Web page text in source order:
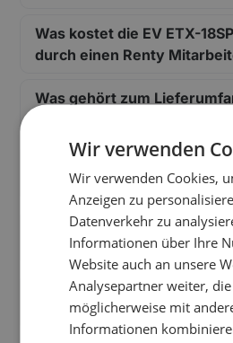
Was kostet die EV ETX-
durch einen Renty
Was gehört zum
Wie schwer sind die
Komponenten von der EV
Funktioniert die EV ETX-
Strom?
Kann ich die EV ETX-18SP
einsetzen?
Wir verwenden
Wir verwenden Cookies,
Anzeigen zu
Datenverkehr zu
Informationen über Ihre
Website auch an unsere
Analysepartner weiter,
möglicherweise mit
Informationen